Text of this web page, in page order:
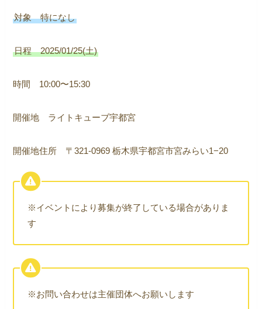
対象 特になし
日程 2025/01/25(土)
時間 10:00〜15:30
開催地 ライトキューブ宇都宮
開催地住所 〒321-0969 栃木県宇都宮市宮みらい1−20
※イベントにより募集が終了している場合がありま
す
※お問い合わせは主催団体へお願いします